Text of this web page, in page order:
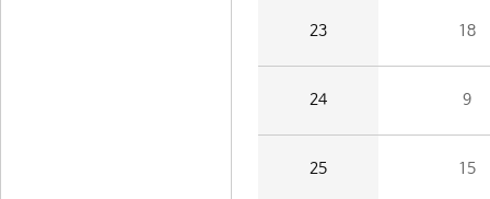
23 18
24 9
25 15